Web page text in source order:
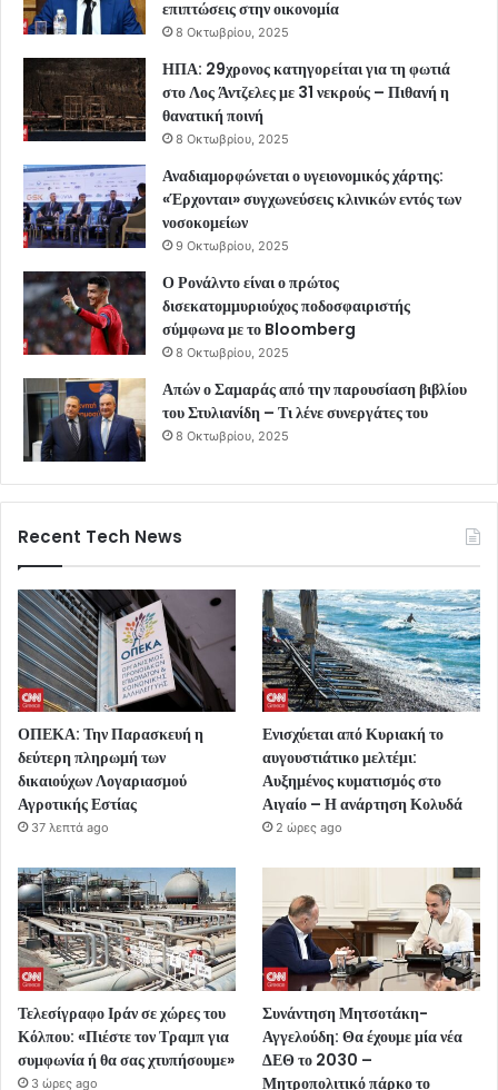
επιπτώσεις στην οικονομία
8 Οκτωβρίου, 2025
ΗΠΑ: 29χρονος κατηγορείται για τη φωτιά
στο Λος Άντζελες με 31 νεκρούς – Πιθανή η
θανατική ποινή
8 Οκτωβρίου, 2025
Αναδιαμορφώνεται ο υγειονομικός χάρτης:
«Έρχονται» συγχωνεύσεις κλινικών εντός των
νοσοκομείων
9 Οκτωβρίου, 2025
Ο Ρονάλντο είναι ο πρώτος
δισεκατομμυριούχος ποδοσφαιριστής
σύμφωνα με το Bloomberg
8 Οκτωβρίου, 2025
Απών ο Σαμαράς από την παρουσίαση βιβλίου
του Στυλιανίδη – Τι λένε συνεργάτες του
8 Οκτωβρίου, 2025
Recent Tech News
ΟΠΕΚΑ: Την Παρασκευή η
δεύτερη πληρωμή των
δικαιούχων Λογαριασμού
Αγροτικής Εστίας
37 λεπτά ago
Ενισχύεται από Κυριακή το
αυγουστιάτικο μελτέμι:
Αυξημένος κυματισμός στο
Αιγαίο – Η ανάρτηση Κολυδά
2 ώρες ago
Τελεσίγραφο Ιράν σε χώρες του
Κόλπου: «Πιέστε τον Τραμπ για
συμφωνία ή θα σας χτυπήσουμε»
3 ώρες ago
Συνάντηση Μητσοτάκη-
Αγγελούδη: Θα έχουμε μία νέα
ΔΕΘ το 2030 –
Μητροπολιτικό πάρκο το